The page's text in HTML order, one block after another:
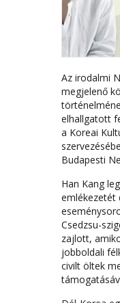
Az irodalmi
megjelenő
elhallgatott
a Koreai
Budapesti
Han Kang
emlékezetét
Csedzsu-
zajlott,
jobboldali
civilt öltek